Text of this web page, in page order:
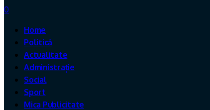
0
Home
Politică
Actualitate
Administrație
Social
Sport
Mica Publicitate